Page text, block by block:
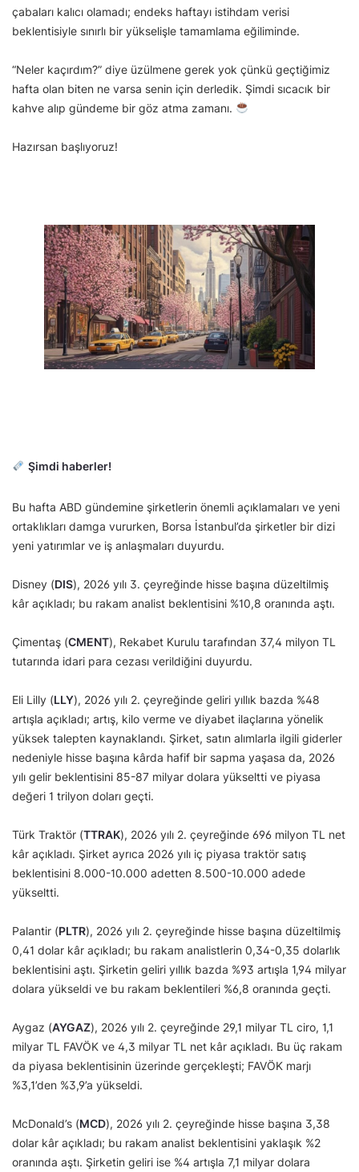
çabaları kalıcı olamadı; endeks haftayı istihdam verisi
beklentisiyle sınırlı bir yükselişle tamamlama eğiliminde.
“Neler kaçırdım?” diye üzülmene gerek yok çünkü geçtiğimiz
hafta olan biten ne varsa senin için derledik. Şimdi sıcacık bir
kahve alıp gündeme bir göz atma zamanı.
Hazırsan başlıyoruz!
Şimdi haberler!
Bu hafta ABD gündemine şirketlerin önemli açıklamaları ve yeni
ortaklıkları damga vururken, Borsa İstanbul’da şirketler bir dizi
yeni yatırımlar ve iş anlaşmaları duyurdu.
Disney (DIS), 2026 yılı 3. çeyreğinde hisse başına düzeltilmiş
kâr açıkladı; bu rakam analist beklentisini %10,8 oranında aştı.
Çimentaş (CMENT), Rekabet Kurulu tarafından 37,4 milyon TL
tutarında idari para cezası verildiğini duyurdu.
Eli Lilly (LLY), 2026 yılı 2. çeyreğinde geliri yıllık bazda %48
artışla açıkladı; artış, kilo verme ve diyabet ilaçlarına yönelik
yüksek talepten kaynaklandı. Şirket, satın alımlarla ilgili giderler
nedeniyle hisse başına kârda hafif bir sapma yaşasa da, 2026
yılı gelir beklentisini 85-87 milyar dolara yükseltti ve piyasa
değeri 1 trilyon doları geçti.
Türk Traktör (TTRAK), 2026 yılı 2. çeyreğinde 696 milyon TL net
kâr açıkladı. Şirket ayrıca 2026 yılı iç piyasa traktör satış
beklentisini 8.000-10.000 adetten 8.500-10.000 adede
yükseltti.
Palantir (PLTR), 2026 yılı 2. çeyreğinde hisse başına düzeltilmiş
0,41 dolar kâr açıkladı; bu rakam analistlerin 0,34-0,35 dolarlık
beklentisini aştı. Şirketin geliri yıllık bazda %93 artışla 1,94 milyar
dolara yükseldi ve bu rakam beklentileri %6,8 oranında geçti.
Aygaz (AYGAZ), 2026 yılı 2. çeyreğinde 29,1 milyar TL ciro, 1,1
milyar TL FAVÖK ve 4,3 milyar TL net kâr açıkladı. Bu üç rakam
da piyasa beklentisinin üzerinde gerçekleşti; FAVÖK marjı
%3,1’den %3,9’a yükseldi.
McDonald’s (MCD), 2026 yılı 2. çeyreğinde hisse başına 3,38
dolar kâr açıkladı; bu rakam analist beklentisini yaklaşık %2
oranında aştı. Şirketin geliri ise %4 artışla 7,1 milyar dolara